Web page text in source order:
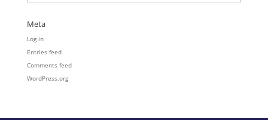
Meta
Log in
Entries feed
Comments feed
WordPress.org